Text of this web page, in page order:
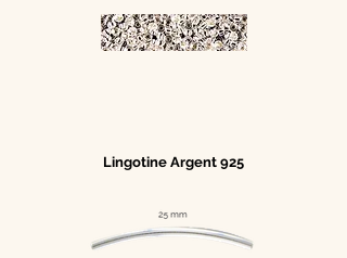
Lingotine Argent 925